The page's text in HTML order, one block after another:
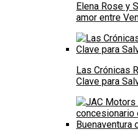
Elena Rose y
amor entre
Las Crónicas
Clave para